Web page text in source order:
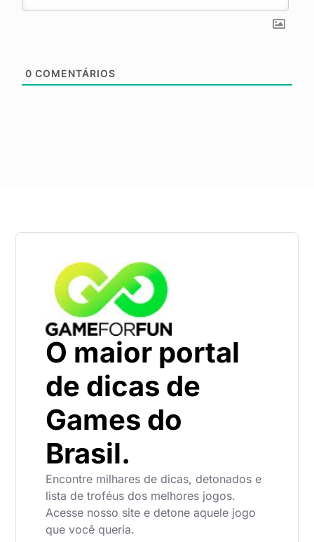
0 COMENTÁRIOS
O maior portal
de dicas de
Games do
Brasil.
Encontre milhares de dicas, detonados e
lista de troféus dos melhores jogos.
Acesse nosso site e detone aquele jogo
que você queria.